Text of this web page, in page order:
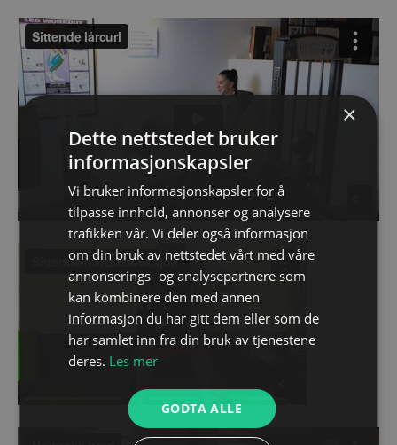
×
Dette nettstedet bruker
informasjonskapsler
Vi bruker informasjonskapsler for å
tilpasse innhold, annonser og analysere
trafikken vår. Vi deler også informasjon
om din bruk av nettstedet vårt med våre
annonserings- og analysepartnere som
kan kombinere den med annen
informasjon du har gitt dem eller som de
har samlet inn fra din bruk av tjenestene
deres. Les mer
GODTA ALLE